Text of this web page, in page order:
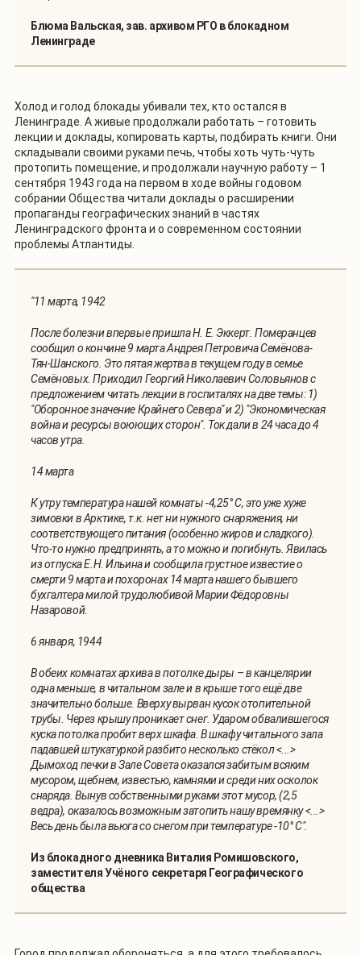
Блюма Вальская, зав. архивом РГО в блокадном
Ленинграде
Холод и голод блокады убивали тех, кто остался в
Ленинграде. А живые продолжали работать – готовить
лекции и доклады, копировать карты, подбирать книги. Они
складывали своими руками печь, чтобы хоть чуть-чуть
протопить помещение, и продолжали научную работу – 1
сентября 1943 года на первом в ходе войны годовом
собрании Общества читали доклады о расширении
пропаганды географических знаний в частях
Ленинградского фронта и о современном состоянии
проблемы Атлантиды.
"11 марта, 1942
После болезни впервые пришла Н. Е. Эккерт. Померанцев
сообщил о кончине 9 марта Андрея Петровича Семёнова-
Тян-Шанского. Это пятая жертва в текущем году в семье
Семёновых. Приходил Георгий Николаевич Соловьянов с
предложением читать лекции в госпиталях на две темы: 1)
"Оборонное значение Крайнего Севера" и 2) "Экономическая
война и ресурсы воюющих сторон". Ток дали в 24 часа до 4
часов утра.
14 марта
К утру температура нашей комнаты -4,25° С, это уже хуже
зимовки в Арктике, т.к. нет ни нужного снаряжения, ни
соответствующего питания (особенно жиров и сладкого).
Что-то нужно предпринять, а то можно и погибнуть. Явилась
из отпуска Е.Н. Ильина и сообщила грустное известие о
смерти 9 марта и похоронах 14 марта нашего бывшего
бухгалтера милой трудолюбивой Марии Фёдоровны
Назаровой.
6 января, 1944
В обеих комнатах архива в потолке дыры – в канцелярии
одна меньше, в читальном зале и в крыше того ещё две
значительно больше. Вверху вырван кусок отопительной
трубы. Через крышу проникает снег. Ударом обвалившегося
куска потолка пробит верх шкафа. В шкафу читального зала
падавшей штукатуркой разбито несколько стёкол <...>
Дымоход печки в Зале Совета оказался забитым всяким
мусором, щебнем, известью, камнями и среди них осколок
снаряда. Вынув собственными руками этот мусор, (2,5
ведра), оказалось возможным затопить нашу времянку <...>
Весь день была вьюга со снегом при температуре -10° С".
Из блокадного дневника Виталия Ромишовского,
заместителя Учёного секретаря Географического
общества